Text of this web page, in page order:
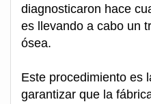
diagnosticaron hace
es llevando a cabo un
ósea.
Este procedimiento es
garantizar que la